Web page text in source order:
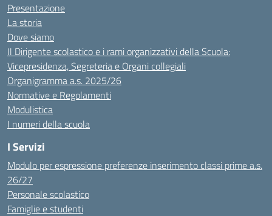
Presentazione
La storia
Dove siamo
Il Dirigente scolastico e i rami organizzativi della Scuola:
Vicepresidenza, Segreteria e Organi collegiali
Organigramma a.s. 2025/26
Normative e Regolamenti
Modulistica
I numeri della scuola
I Servizi
Modulo per espressione preferenze inserimento classi prime a.s.
26/27
Personale scolastico
Famiglie e studenti